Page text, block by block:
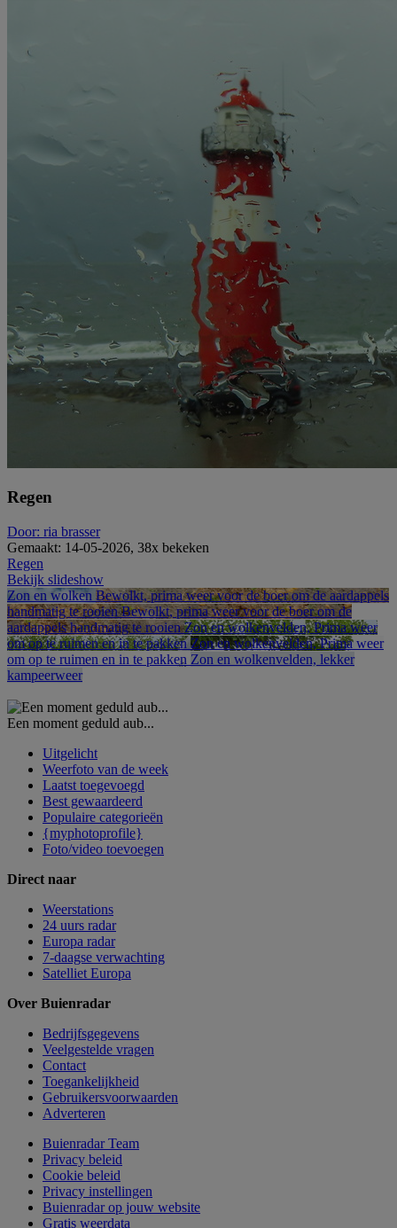
Regen
Door: ria brasser
Gemaakt: 14-05-2026, 38x bekeken
Regen
Bekijk slideshow
Zon en wolken Bewolkt, prima weer voor de boer om de aardappels
handmatig te rooien Bewolkt, prima weer voor de boer om de
aardappels handmatig te rooien Zon en wolkenvelden, Prima weer
om op te ruimen en in te pakken Zon en wolkenvelden, Prima weer
om op te ruimen en in te pakken Zon en wolkenvelden, lekker
kampeerweer
Een moment geduld aub...
Uitgelicht
Weerfoto van de week
Laatst toegevoegd
Best gewaardeerd
Populaire categorieën
{myphotoprofile}
Foto/video toevoegen
Direct naar
Weerstations
24 uurs radar
Europa radar
7-daagse verwachting
Satelliet Europa
Over Buienradar
Bedrijfsgegevens
Veelgestelde vragen
Contact
Toegankelijkheid
Gebruikersvoorwaarden
Adverteren
Buienradar Team
Privacy beleid
Cookie beleid
Privacy instellingen
Buienradar op jouw website
Gratis weerdata